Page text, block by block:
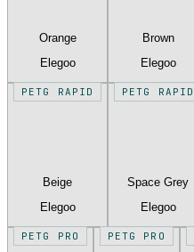
Orange
Elegoo
Brown
Elegoo
PETG RAPID
Beige
Elegoo
PETG RAPID
Space Grey
Elegoo
PETG PRO PETG PRO